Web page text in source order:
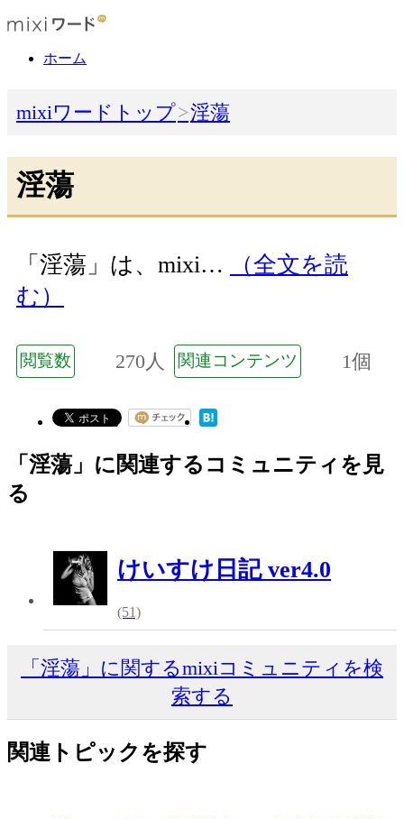
ホーム
mixiワードトップ 淫蕩
淫蕩
「淫蕩」は、mixi…
（全文を読
む）
閲覧数 270人 関連コンテンツ 1個
「淫蕩」に関連するコミュニティを見
る
けいすけ日記 ver4.0
(51)
「淫蕩」に関するmixiコミュニティを検
索する
関連トピックを探す